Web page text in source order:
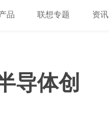
品 联想专题 资讯
导体创